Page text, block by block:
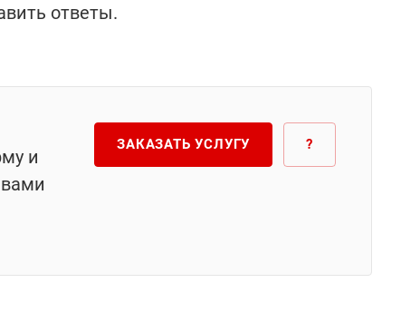
ответы.
и
ЗАКАЗАТЬ УСЛУГУ ?